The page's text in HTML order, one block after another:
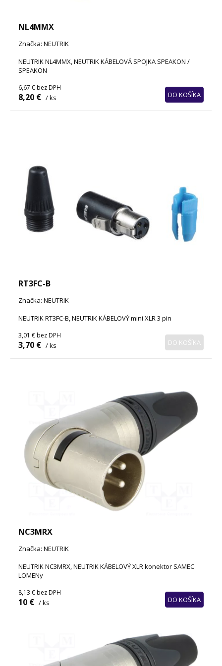
NL4MMX
Značka: NEUTRIK
NEUTRIK NL4MMX, NEUTRIK KÁBELOVÁ SPOJKA SPEAKON /
SPEAKON
6,67 € bez DPH
8,20 € / ks DO KOŠÍKA
RT3FC-B
Značka: NEUTRIK
NEUTRIK RT3FC-B, NEUTRIK KÁBELOVÝ mini XLR 3 pin
3,01 € bez DPH
3,70 € / ks DO KOŠÍKA
NC3MRX
Značka: NEUTRIK
NEUTRIK NC3MRX, NEUTRIK KÁBELOVÝ XLR konektor SAMEC
LOMENy
8,13 € bez DPH
10 € / ks DO KOŠÍKA